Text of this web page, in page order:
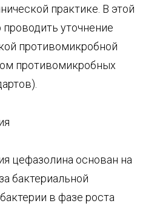
практике. В этой
уточнение
противомикробной
противомикробных
цефазолина основан на
бактериальной
в фазе роста